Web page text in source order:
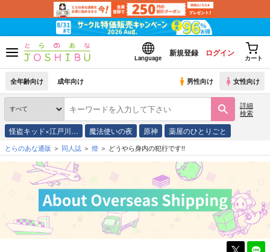
Language
新規登録 ログイン
カート
全年齢向け 成年向け 男性向け 女性向け
詳細
検索
怪盗キッド×江戸川… 魔法使いの夜 原神 薬屋のひとりごと
とらのあな通販 同人誌 燈 どうやら身内の犯行です!!